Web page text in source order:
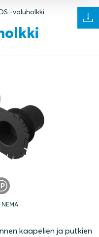
‑valuholkki
kaapelien ja putkien
NEMA